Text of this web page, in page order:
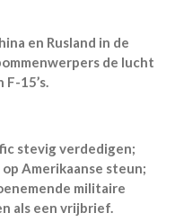
en Rusland in de
de lucht
F-15’s.
stevig verdedigen;
Amerikaanse steun;
militaire
als een vrijbrief.